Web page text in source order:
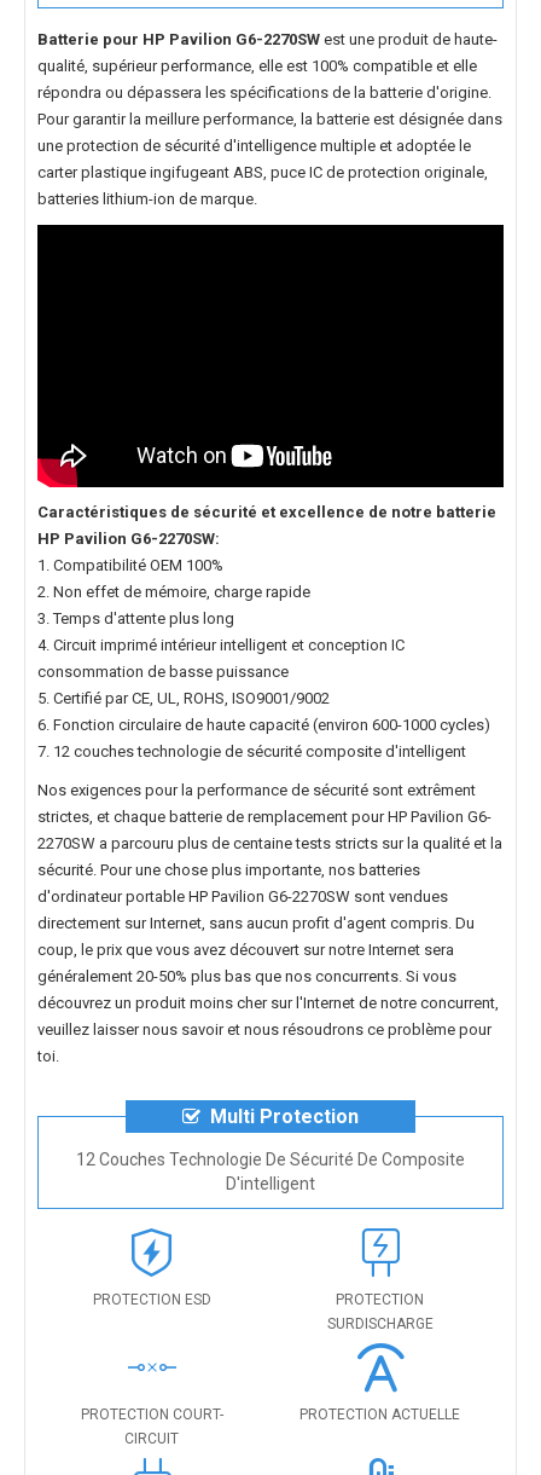
Batterie pour HP Pavilion G6-2270SW est une produit de haute-
qualité, supérieur performance, elle est 100% compatible et elle
répondra ou dépassera les spécifications de la batterie d'origine.
Pour garantir la meillure performance, la batterie est désignée dans
une protection de sécurité d'intelligence multiple et adoptée le
carter plastique ingifugeant ABS, puce IC de protection originale,
batteries lithium-ion de marque.
Caractéristiques de sécurité et excellence de notre batterie
HP Pavilion G6-2270SW:
1. Compatibilité OEM 100%
2. Non effet de mémoire, charge rapide
3. Temps d'attente plus long
4. Circuit imprimé intérieur intelligent et conception IC
consommation de basse puissance
5. Certifié par CE, UL, ROHS, ISO9001/9002
6. Fonction circulaire de haute capacité (environ 600-1000 cycles)
7. 12 couches technologie de sécurité composite d'intelligent
Nos exigences pour la performance de sécurité sont extrêment
strictes, et chaque batterie de remplacement pour HP Pavilion G6-
2270SW a parcouru plus de centaine tests stricts sur la qualité et la
sécurité. Pour une chose plus importante, nos batteries
d'ordinateur portable HP Pavilion G6-2270SW sont vendues
directement sur Internet, sans aucun profit d'agent compris. Du
coup, le prix que vous avez découvert sur notre Internet sera
généralement 20-50% plus bas que nos concurrents. Si vous
découvrez un produit moins cher sur l'Internet de notre concurrent,
veuillez laisser nous savoir et nous résoudrons ce problème pour
toi.
Multi Protection
12 Couches Technologie De Sécurité De Composite
D'intelligent
PROTECTION ESD
PROTECTION
SURDISCHARGE
PROTECTION COURT-
CIRCUIT
PROTECTION ACTUELLE